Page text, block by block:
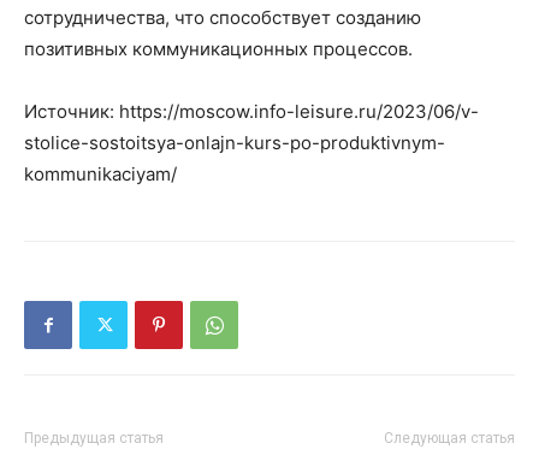
сотрудничества, что способствует созданию
позитивных коммуникационных процессов.
Источник: https://moscow.info-leisure.ru/2023/06/v-
stolice-sostoitsya-onlajn-kurs-po-produktivnym-
kommunikaciyam/
Предыдущая статья Следующая статья